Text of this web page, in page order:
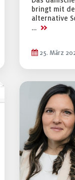
bringt mit
alternative
… >>
25. März